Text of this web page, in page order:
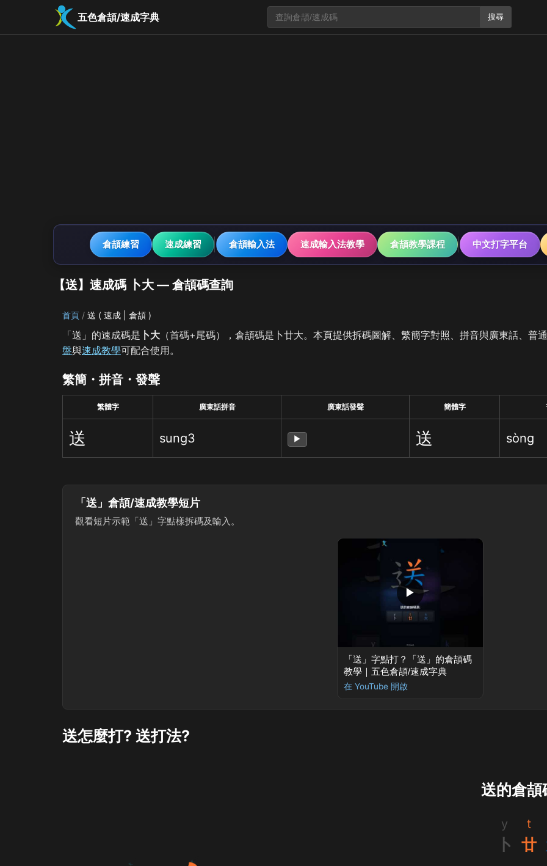
五色倉頡/速成字典 搜尋
倉頡練習 速成練習 倉頡輸入法 速成輸入法教學 倉頡教學課程 中文打字平台
【送】速成碼 卜大 — 倉頡碼查詢
首頁 送 ( 速成 | 倉頡 )
「送」的速成碼是 卜大 （首碼+尾碼），倉頡碼是卜廿大。本頁提供拆碼圖解、繁簡字對照、拼音與廣東話、普
盤與速成教學可配合使用。
繁簡・拼音・發聲
繁體字 廣東話拼音 廣東話發聲 簡體字
送 sung3 ▶ 送 sòng
「送」倉頡/速成教學短片
觀看短片示範「送」字點樣拆碼及輸入。
▶
「送」字點打？「送」的倉頡碼
教學｜五色倉頡/速成字典
在 YouTube 開啟
送怎麼打? 送打法?
送的倉頡
y
卜
t
廿